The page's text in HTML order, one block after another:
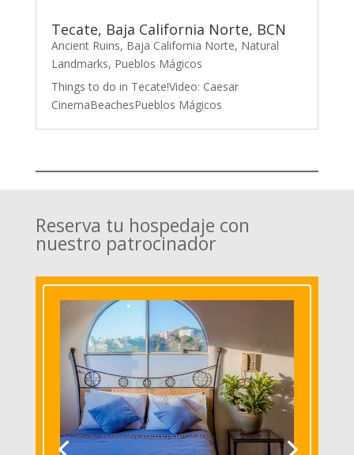
Tecate, Baja California Norte, BCN
Ancient Ruins, Baja California Norte, Natural
Landmarks, Pueblos Mágicos
Things to do in Tecate!Video: Caesar
CinemaBeachesPueblos Mágicos
Reserva tu hospedaje con
nuestro patrocinador